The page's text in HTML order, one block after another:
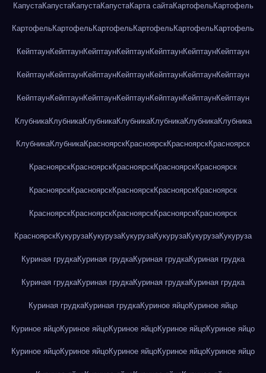
КапустаКапустаКапустаКапустаКарта сайтаКартофельКартофель
КартофельКартофельКартофельКартофельКартофельКартофель
КейптаунКейптаунКейптаунКейптаунКейптаунКейптаунКейптаун
КейптаунКейптаунКейптаунКейптаунКейптаунКейптаунКейптаун
КейптаунКейптаунКейптаунКейптаунКейптаунКейптаунКейптаун
КлубникаКлубникаКлубникаКлубникаКлубникаКлубникаКлубника
КлубникаКлубникаКрасноярскКрасноярскКрасноярскКрасноярск
КрасноярскКрасноярскКрасноярскКрасноярскКрасноярск
КрасноярскКрасноярскКрасноярскКрасноярскКрасноярск
КрасноярскКрасноярскКрасноярскКрасноярскКрасноярск
КрасноярскКукурузаКукурузаКукурузаКукурузаКукурузаКукуруза
Куриная грудкаКуриная грудкаКуриная грудкаКуриная грудка
Куриная грудкаКуриная грудкаКуриная грудкаКуриная грудка
Куриная грудкаКуриная грудкаКуриное яйцоКуриное яйцо
Куриное яйцоКуриное яйцоКуриное яйцоКуриное яйцоКуриное яйцо
Куриное яйцоКуриное яйцоКуриное яйцоКуриное яйцоКуриное яйцо